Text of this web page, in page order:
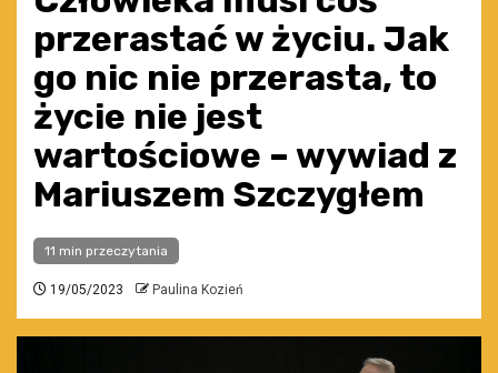
przerastać w życiu. Jak
go nic nie przerasta, to
życie nie jest
wartościowe – wywiad z
Mariuszem Szczygłem
11 min przeczytania
19/05/2023 Paulina Kozień